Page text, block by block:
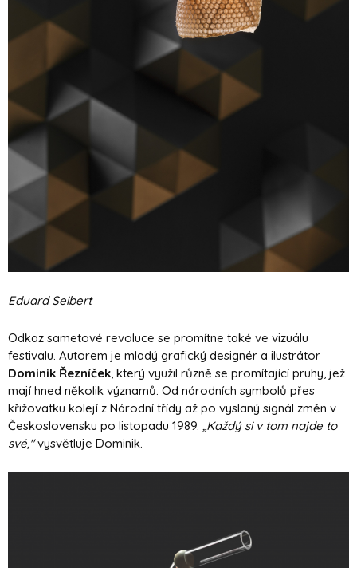
Eduard Seibert
Odkaz sametové revoluce se promítne také ve vizuálu
festivalu. Autorem je mladý grafický designér a ilustrátor
Dominik Řezníček, který využil různě se promítající pruhy, jež
mají hned několik významů. Od národních symbolů přes
křižovatku kolejí z Národní třídy až po vyslaný signál změn v
Československu po listopadu 1989. „Každý si v tom najde to
své,"vysvětluje Dominik.